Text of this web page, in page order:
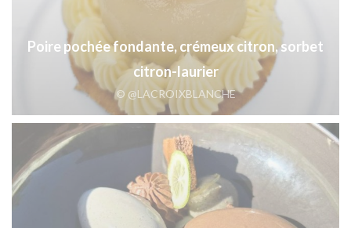
Poire pochée fondante, crémeux citron, sorbet
citron-laurier
© @LACROIXBLANCHE